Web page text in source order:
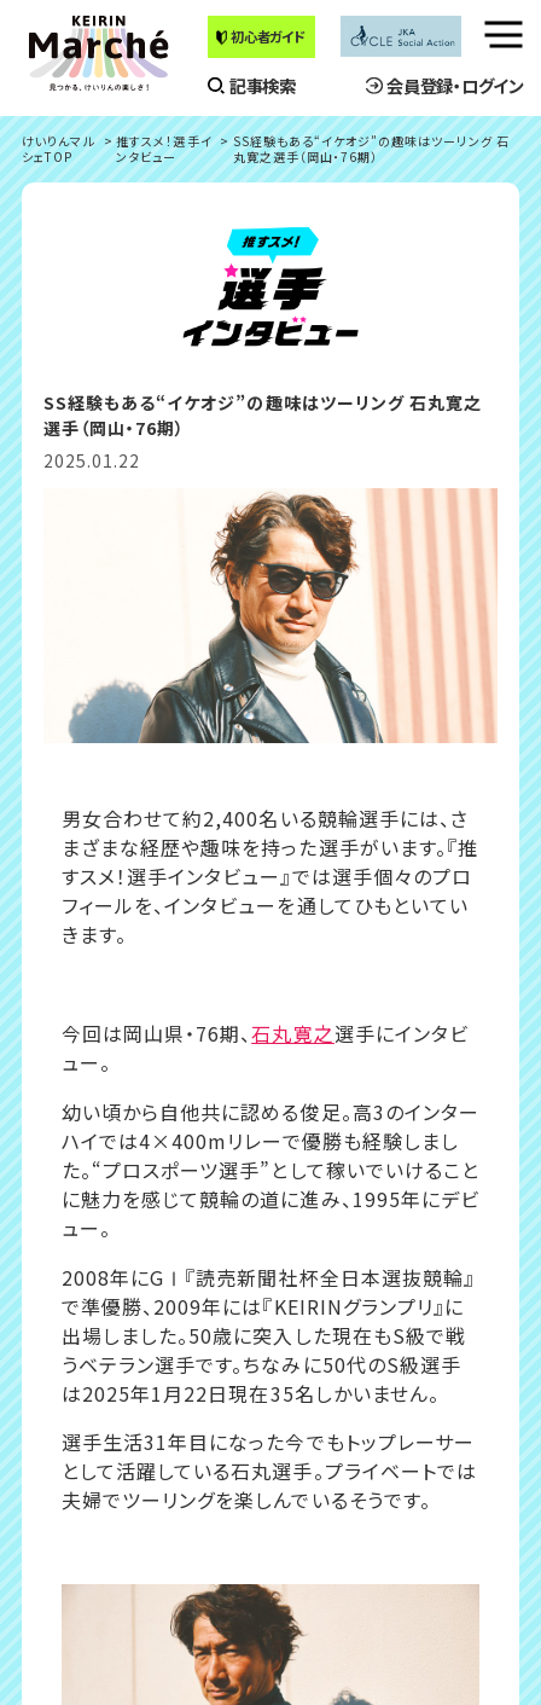
初心者ガイド
記事検索 会員登録・ログイン
メ
ュ
ー
を
開
く
けいりんマル
シェTOP
推すスメ！選手イ
ンタビュー
SS経験もある“イケオジ”の趣味はツーリング 石
丸寛之選手（岡山・76期）
SS経験もある“イケオジ”の趣味はツーリング 石丸寛之
選手（岡山・76期）
2025.01.22
男女合わせて約2,400名いる競輪選手には、さ
まざまな経歴や趣味を持った選手がいます。『推
すスメ！選手インタビュー』では選手個々のプロ
フィールを、インタビューを通してひもといてい
きます。
今回は岡山県・76期、石丸寛之選手にインタビ
ュー。
幼い頃から自他共に認める俊足。高3のインター
ハイでは4×400mリレーで優勝も経験しまし
た。“プロスポーツ選手”として稼いでいけること
に魅力を感じて競輪の道に進み、1995年にデビ
ュー。
2008年にGⅠ『読売新聞社杯全日本選抜競輪』
で準優勝、2009年には『KEIRINグランプリ』に
出場しました。50歳に突入した現在もS級で戦
うベテラン選手です。ちなみに50代のS級選手
は2025年1月22日現在35名しかいません。
選手生活31年目になった今でもトップレーサー
として活躍している石丸選手。プライベートでは
夫婦でツーリングを楽しんでいるそうです。